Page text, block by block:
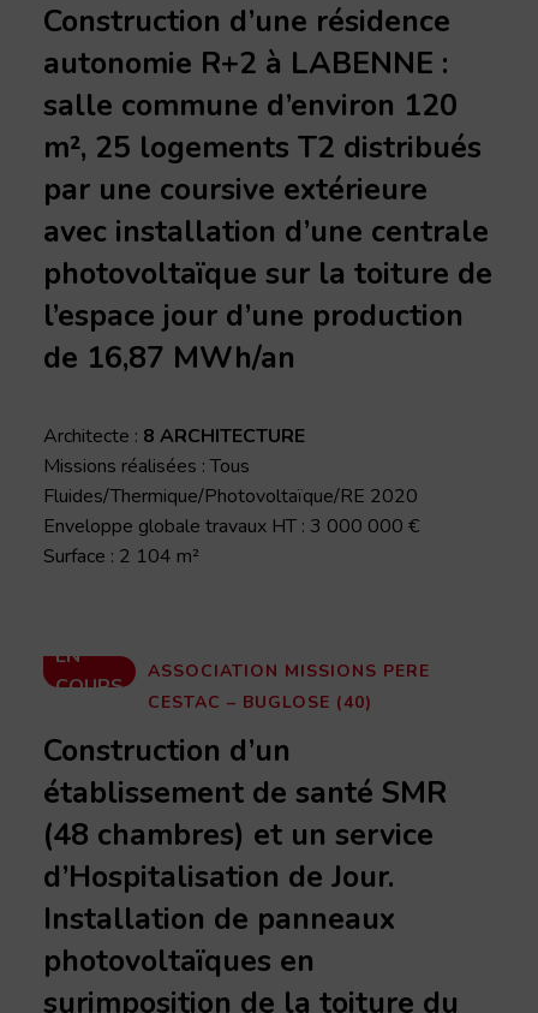
Construction d’une résidence
autonomie R+2 à LABENNE :
salle commune d’environ 120
m², 25 logements T2 distribués
par une coursive extérieure
avec installation d’une centrale
photovoltaïque sur la toiture de
l’espace jour d’une production
de 16,87 MWh/an
Architecte : 8 ARCHITECTURE
Missions réalisées : Tous
Fluides/Thermique/Photovoltaïque/RE 2020
Enveloppe globale travaux HT : 3 000 000 €
Surface : 2 104 m²
EN
COURS
ASSOCIATION MISSIONS PERE
CESTAC – BUGLOSE (40)
Construction d’un
établissement de santé SMR
(48 chambres) et un service
d’Hospitalisation de Jour.
Installation de panneaux
photovoltaïques en
surimposition de la toiture du